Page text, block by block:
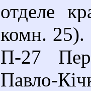
отделе
комн. 25).
П-27
Павло-